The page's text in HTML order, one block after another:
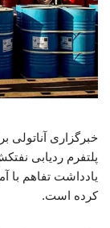
خبرگزاری
پلتفرم ردیابی
کرده است.